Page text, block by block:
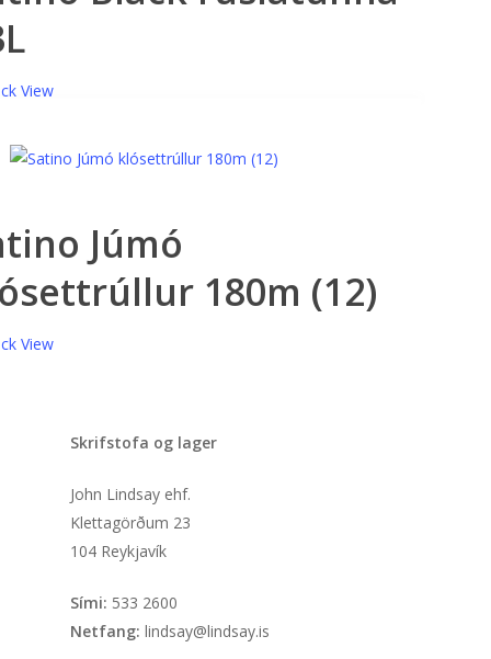
View
Júmó
180m (12)
View
Skrifstofa og lager
John Lindsay ehf.
Klettagörðum 23
104 Reykjavík
Sími: 533 2600
Netfang: lindsay@lindsay.is